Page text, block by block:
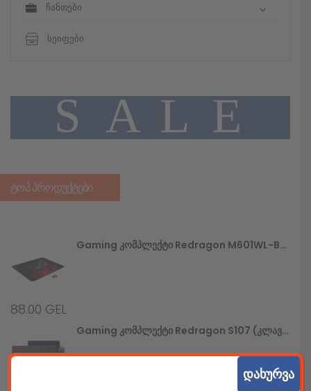
ჩანთები
სეიფები
S A L E
ᲢᲝᲞ ᲞᲠᲝᲓᲣᲥᲢᲔᲑᲘ
Gaming Კომპლექტი Redragon M601WL-BA (უსადენო Მაუსი+მაუსპადი)
88.00 GEL
Gaming Კომპლექტი Redragon S107 (კლავიატურა+მაუსი+მაუსპადი)
დახურვა